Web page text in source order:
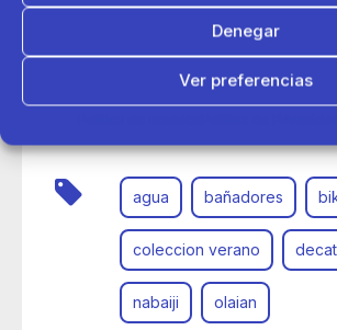
Denegar
Ver preferencias
Decathlon presenta la colección de baño
agua bañadores
coleccion verano
nabaiji olaian